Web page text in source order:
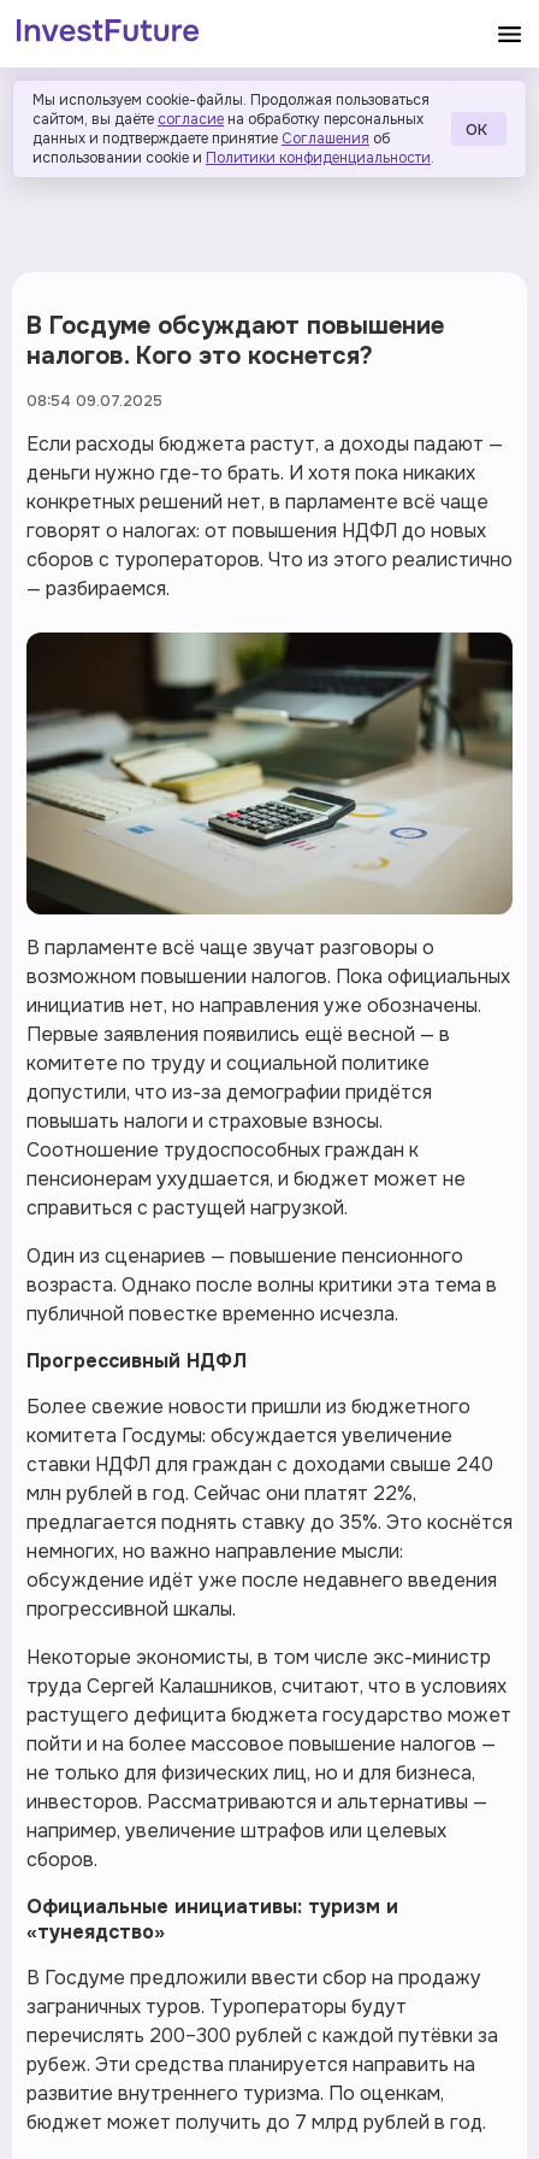
Мы используем cookie-файлы. Продолжая пользоваться
сайтом, вы даёте согласие на обработку персональных
данных и подтверждаете принятие Соглашения об
использовании cookie и Политики конфиденциальности.
ОК
В Госдуме обсуждают повышение
налогов. Кого это коснется?
08:54 09.07.2025
Если расходы бюджета растут, а доходы падают —
деньги нужно где-то брать. И хотя пока никаких
конкретных решений нет, в парламенте всё чаще
говорят о налогах: от повышения НДФЛ до новых
сборов с туроператоров. Что из этого реалистично
— разбираемся.
В парламенте всё чаще звучат разговоры о
возможном повышении налогов. Пока официальных
инициатив нет, но направления уже обозначены.
Первые заявления появились ещё весной — в
комитете по труду и социальной политике
допустили, что из-за демографии придётся
повышать налоги и страховые взносы.
Соотношение трудоспособных граждан к
пенсионерам ухудшается, и бюджет может не
справиться с растущей нагрузкой.
Один из сценариев — повышение пенсионного
возраста. Однако после волны критики эта тема в
публичной повестке временно исчезла.
Прогрессивный НДФЛ
Более свежие новости пришли из бюджетного
комитета Госдумы: обсуждается увеличение
ставки НДФЛ для граждан с доходами свыше 240
млн рублей в год. Сейчас они платят 22%,
предлагается поднять ставку до 35%. Это коснётся
немногих, но важно направление мысли:
обсуждение идёт уже после недавнего введения
прогрессивной шкалы.
Некоторые экономисты, в том числе экс-министр
труда Сергей Калашников, считают, что в условиях
растущего дефицита бюджета государство может
пойти и на более массовое повышение налогов —
не только для физических лиц, но и для бизнеса,
инвесторов. Рассматриваются и альтернативы —
например, увеличение штрафов или целевых
сборов.
Официальные инициативы: туризм и
«тунеядство»
В Госдуме предложили ввести сбор на продажу
заграничных туров. Туроператоры будут
перечислять 200–300 рублей с каждой путёвки за
рубеж. Эти средства планируется направить на
развитие внутреннего туризма. По оценкам,
бюджет может получить до 7 млрд рублей в год.